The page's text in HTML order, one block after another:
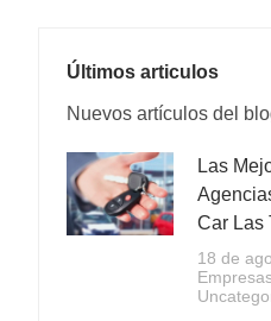
Últimos articulos
Nuevos artículos del
Las
Car Las
18 de